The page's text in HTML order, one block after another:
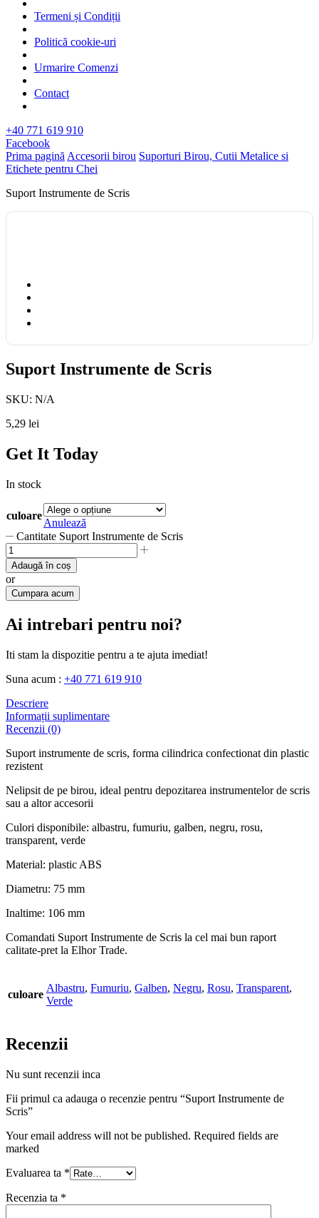
Termeni și Condiții
Politică cookie-uri
Urmarire Comenzi
Contact
+40 771 619 910
Facebook
Prima pagină Accesorii birou Suporturi Birou, Cutii Metalice si
Etichete pentru Chei
Suport Instrumente de Scris
Suport Instrumente de Scris
SKU: N/A
5,29 lei
Get It Today
In stock
culoare
Anulează
Cantitate Suport Instrumente de Scris
Adaugă în coș
or
Cumpara acum
Ai intrebari pentru noi?
Iti stam la dispozitie pentru a te ajuta imediat!
Suna acum : +40 771 619 910
Descriere
Informații suplimentare
Recenzii (0)
Suport instrumente de scris, forma cilindrica confectionat din plastic
rezistent
Nelipsit de pe birou, ideal pentru depozitarea instrumentelor de scris
sau a altor accesorii
Culori disponibile: albastru, fumuriu, galben, negru, rosu,
transparent, verde
Material: plastic ABS
Diametru: 75 mm
Inaltime: 106 mm
Comandati Suport Instrumente de Scris la cel mai bun raport
calitate-pret la Elhor Trade.
culoare
Albastru, Fumuriu, Galben, Negru, Rosu, Transparent,
Verde
Recenzii
Nu sunt recenzii inca
Fii primul ca adauga o recenzie pentru “Suport Instrumente de
Scris”
Your email address will not be published. Required fields are
marked
Evaluarea ta *
Recenzia ta *